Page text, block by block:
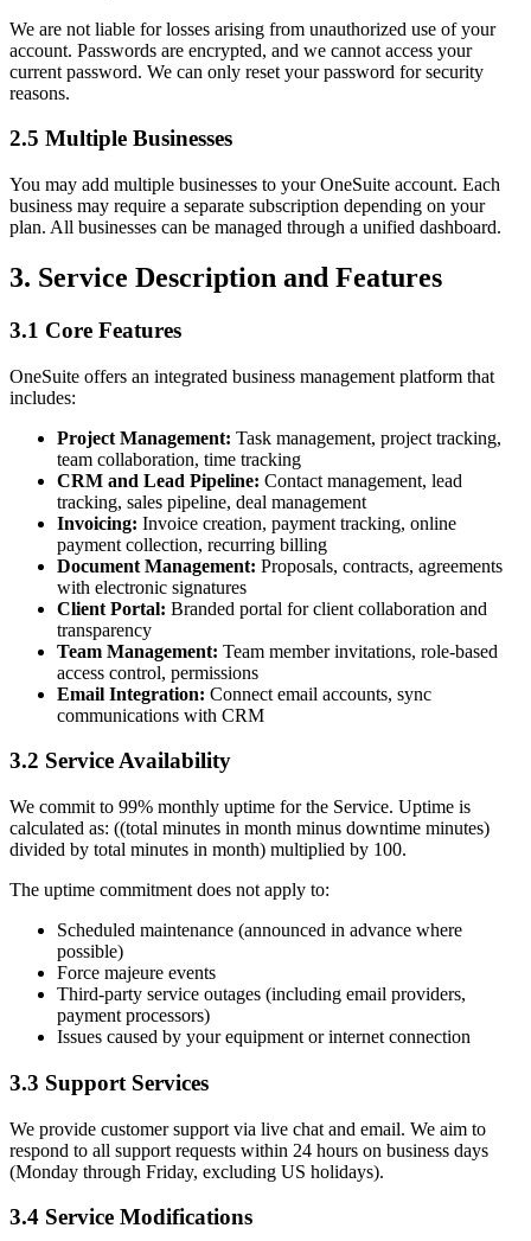
We are not liable for losses arising from unauthorized use of your
account. Passwords are encrypted, and we cannot access your
current password. We can only reset your password for security
reasons.
2.5 Multiple Businesses
You may add multiple businesses to your OneSuite account. Each
business may require a separate subscription depending on your
plan. All businesses can be managed through a unified dashboard.
3. Service Description and Features
3.1 Core Features
OneSuite offers an integrated business management platform that
includes:
Project Management: Task management, project tracking,
team collaboration, time tracking
CRM and Lead Pipeline: Contact management, lead
tracking, sales pipeline, deal management
Invoicing: Invoice creation, payment tracking, online
payment collection, recurring billing
Document Management: Proposals, contracts, agreements
with electronic signatures
Client Portal: Branded portal for client collaboration and
transparency
Team Management: Team member invitations, role-based
access control, permissions
Email Integration: Connect email accounts, sync
communications with CRM
3.2 Service Availability
We commit to 99% monthly uptime for the Service. Uptime is
calculated as: ((total minutes in month minus downtime minutes)
divided by total minutes in month) multiplied by 100.
The uptime commitment does not apply to:
Scheduled maintenance (announced in advance where
possible)
Force majeure events
Third-party service outages (including email providers,
payment processors)
Issues caused by your equipment or internet connection
3.3 Support Services
We provide customer support via live chat and email. We aim to
respond to all support requests within 24 hours on business days
(Monday through Friday, excluding US holidays).
3.4 Service Modifications